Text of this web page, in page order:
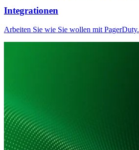
Integrationen
Arbeiten Sie wie Sie wollen mit PagerDuty.